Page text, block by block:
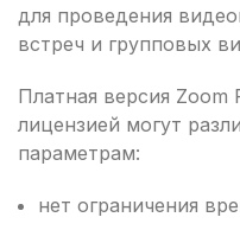
для проведения
встреч и групповых
Платная версия Zoom
лицензией могут
параметрам:
нет ограничения